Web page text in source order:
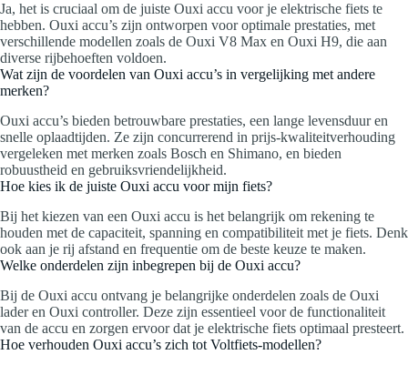
Ja, het is cruciaal om de juiste Ouxi accu voor je elektrische fiets te
hebben. Ouxi accu’s zijn ontworpen voor optimale prestaties, met
verschillende modellen zoals de Ouxi V8 Max en Ouxi H9, die aan
diverse rijbehoeften voldoen.
Wat zijn de voordelen van Ouxi accu’s in vergelijking met andere
merken?
Ouxi accu’s bieden betrouwbare prestaties, een lange levensduur en
snelle oplaadtijden. Ze zijn concurrerend in prijs-kwaliteitverhouding
vergeleken met merken zoals Bosch en Shimano, en bieden
robuustheid en gebruiksvriendelijkheid.
Hoe kies ik de juiste Ouxi accu voor mijn fiets?
Bij het kiezen van een Ouxi accu is het belangrijk om rekening te
houden met de capaciteit, spanning en compatibiliteit met je fiets. Denk
ook aan je rij afstand en frequentie om de beste keuze te maken.
Welke onderdelen zijn inbegrepen bij de Ouxi accu?
Bij de Ouxi accu ontvang je belangrijke onderdelen zoals de Ouxi
lader en Ouxi controller. Deze zijn essentieel voor de functionaliteit
van de accu en zorgen ervoor dat je elektrische fiets optimaal presteert.
Hoe verhouden Ouxi accu’s zich tot Voltfiets-modellen?